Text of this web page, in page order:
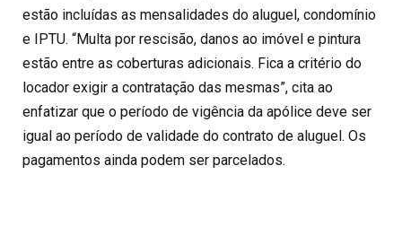
estão incluídas as mensalidades do aluguel, condomínio
e IPTU. “Multa por rescisão, danos ao imóvel e pintura
estão entre as coberturas adicionais. Fica a critério do
locador exigir a contratação das mesmas”, cita ao
enfatizar que o período de vigência da apólice deve ser
igual ao período de validade do contrato de aluguel. Os
pagamentos ainda podem ser parcelados.